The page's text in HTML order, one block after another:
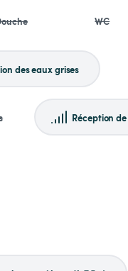
WC
des eaux grises
Réception